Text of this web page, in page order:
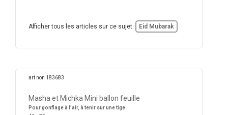
Afficher tous les articles sur ce sujet: Eid Mubarak
art non 183683
Masha et Michka Mini ballon feuille
Pour gonflage à l’air, à tenir sur une tige